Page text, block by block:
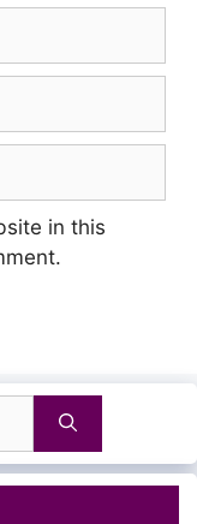
in this